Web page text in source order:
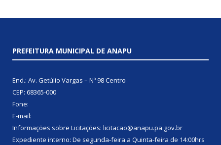
PREFEITURA MUNICIPAL DE ANAPU
End.: Av. Getúlio Vargas – Nº 98 Centro
CEP: 68365-000
Fone:
E-mail:
Informações sobre Licitações: licitacao@anapu.pa.gov.br
Expediente interno: De segunda-feira a Quinta-feira de 14:00hrs